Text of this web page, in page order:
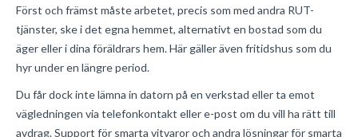
Först och främst måste arbetet, precis som med andra RUT-
tjänster, ske i det egna hemmet, alternativt en bostad som du
äger eller i dina föräldrars hem. Här gäller även fritidshus som du
hyr under en längre period.
Du får dockintelämna in datorn på en verkstad eller ta emot
vägledningen via telefonkontakt eller e-post om du vill ha rätt till
avdrag. Support för smarta vitvaror och andra lösningar för smarta